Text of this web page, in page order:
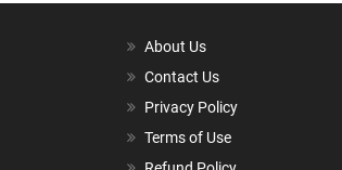
About Us
Contact Us
Privacy Policy
Terms of Use